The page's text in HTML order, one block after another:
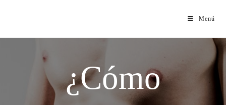
Menú
¿Cómo